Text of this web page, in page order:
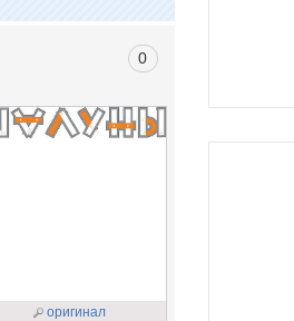
0
оригинал